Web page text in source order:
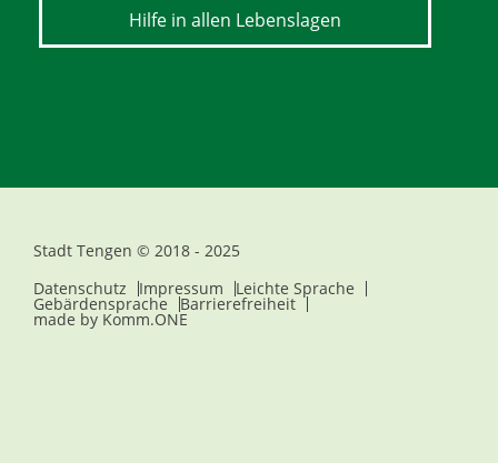
Hilfe in allen Lebenslagen
Stadt Tengen © 2018 - 2025
Datenschutz
Impressum Leichte Sprache
Gebärdensprache Barrierefreiheit
made by Komm.ONE